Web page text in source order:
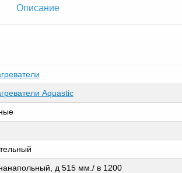
Описание
Aquastic
д 515 мм./ в 1200